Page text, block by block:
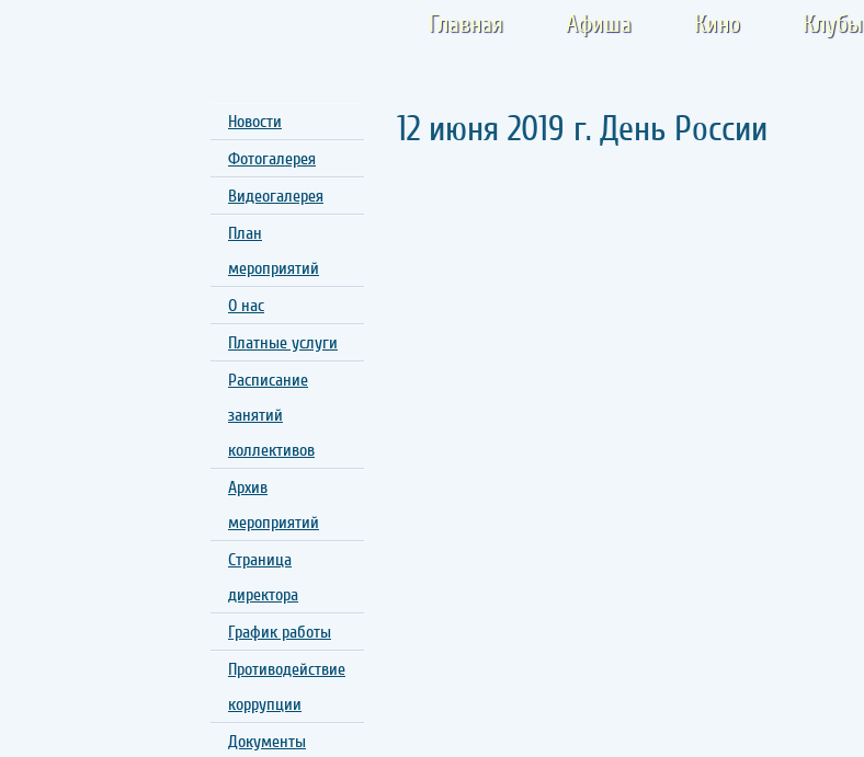
Главная Афиша Кино Клубы
Новости
Фотогалерея
Видеогалерея
План
мероприятий
О нас
Платные услуги
Расписание
занятий
коллективов
Архив
мероприятий
Страница
директора
График работы
Противодействие
коррупции
Документы
12 июня 2019 г. День России